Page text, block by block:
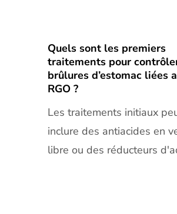
Quels sont les premiers
traitements pour
brûlures d’estomac liées
RGO ?
Les traitements initiaux
inclure des antiacides en
libre ou des réducteurs